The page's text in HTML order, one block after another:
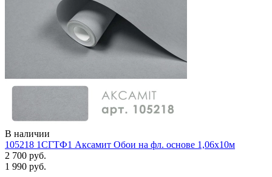
В наличии
105218 1СГТФ1 Аксамит Обои на фл. основе 1,06х10м
2 700 руб.
1 990 руб.